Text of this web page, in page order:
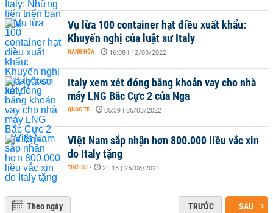
Vụ lừa 100 container hạt điều xuất khẩu:
Khuyến nghị của luật sư Italy
HÀNG HÓA - 16:08 | 12/03/2022
Italy xem xét đóng băng khoản vay cho nhà
máy LNG Bắc Cực 2 của Nga
QUỐC TẾ - 05:39 | 05/03/2022
Việt Nam sắp nhận hơn 800.000 liều vắc xin
do Italy tặng
THỜI SỰ - 21:13 | 25/08/2021
Theo ngày TRƯỚC SAU